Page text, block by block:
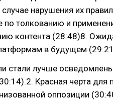
нарушения их
по толкованию и
контента (28:48)8.
в будущем
стали лучше
Красная черта для
оппозиции